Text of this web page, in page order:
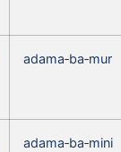
adama‑ba‑mur
adama‑ba‑mini